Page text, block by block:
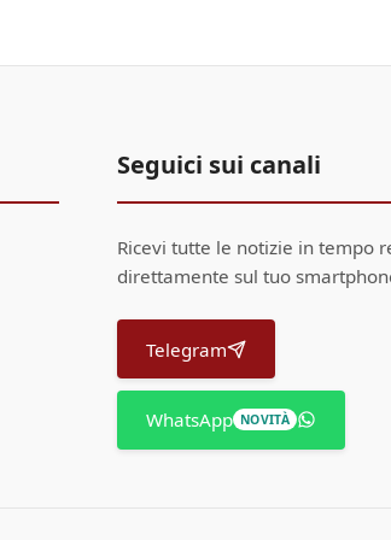
Seguici sui canali
Ricevi tutte le notizie in tempo
direttamente sul tuo
Telegram
WhatsApp NOVITÀ